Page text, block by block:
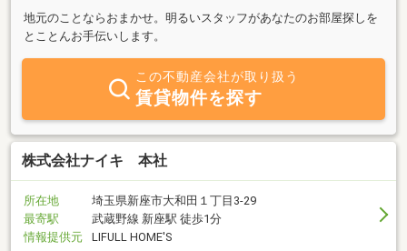
地元のことならおまかせ。明るいスタッフがあなたのお部屋探しを
とことんお手伝いします。
この不動産会社が取り扱う
賃貸物件を探す
株式会社ナイキ 本社
所在地
埼玉県新座市大和田１丁目3-29
最寄駅
武蔵野線 新座駅 徒歩1分
情報提供元
LIFULL HOME'S